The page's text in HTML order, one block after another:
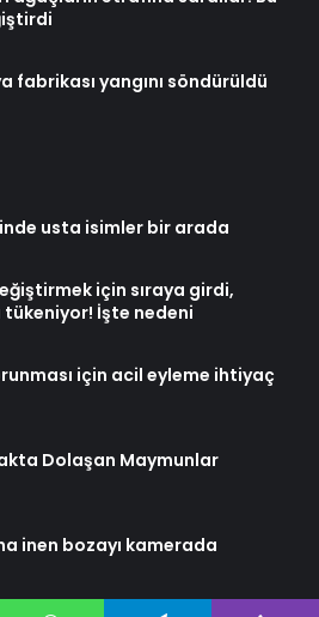
fabrikası yangını söndürüldü
usta isimler bir arada
için sıraya girdi,
İşte nedeni
için acil eyleme ihtiyaç
Dolaşan Maymunlar
inen bozayı kamerada